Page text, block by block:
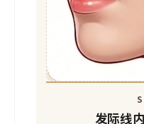
发际线